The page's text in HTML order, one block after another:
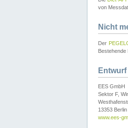
von
Nicht
Der
Bestehende
EES GmbH
Sektor F,
13353 Berlin
www.ees-